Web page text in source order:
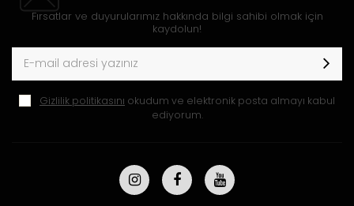
Fırsatlar ve duyurularımız hakkında bilgi sahibi olmak için
kaydolun!
Gizlilik politikasını okudum ve elektronik posta almayı kabul
ediyorum.